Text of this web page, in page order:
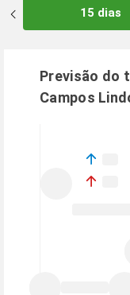
15 dias
Previsão do
Campos